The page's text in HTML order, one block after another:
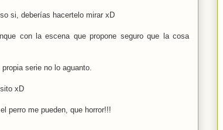
si, deberías hacertelo mirar xD
con la escena que propone seguro que la cosa
serie no lo aguanto.
xD
perro me pueden, que horror!!!